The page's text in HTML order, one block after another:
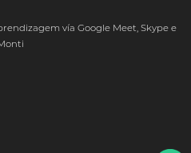
vía Google Meet, Skype e